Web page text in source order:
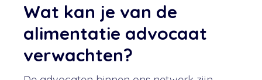
Wat kan je van de
alimentatie advocaat
verwachten?